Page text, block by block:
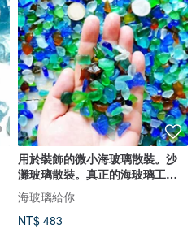
用於裝飾的微小海玻璃散裝。沙
灘玻璃散裝。真正的海玻璃工藝
品質
海玻璃給你
NT$ 483